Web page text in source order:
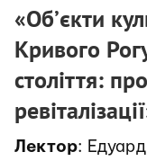
«Об’єкти
Кривого
століття:
Лектор: